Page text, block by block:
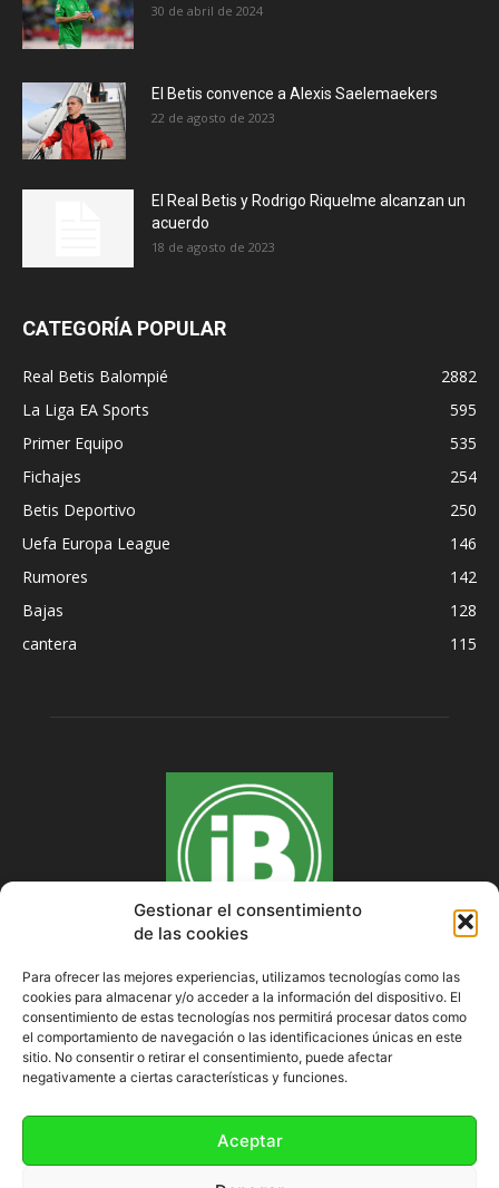
Gestionar el consentimiento
de las cookies
Para ofrecer las mejores experiencias, utilizamos tecnologías como las
cookies para almacenar y/o acceder a la información del dispositivo. El
consentimiento de estas tecnologías nos permitirá procesar datos como
el comportamiento de navegación o las identificaciones únicas en este
sitio. No consentir o retirar el consentimiento, puede afectar
negativamente a ciertas características y funciones.
Aceptar
30 de abril de 2024
El Betis convence a Alexis Saelemaekers
22 de agosto de 2023
El Real Betis y Rodrigo Riquelme alcanzan un
acuerdo
18 de agosto de 2023
CATEGORÍA POPULAR
Real Betis Balompié
2882
La Liga EA Sports
595
Primer Equipo
535
Fichajes
254
Betis Deportivo
250
Uefa Europa League
146
Rumores
142
Bajas
128
cantera
115
SOBRE NOSOTROS